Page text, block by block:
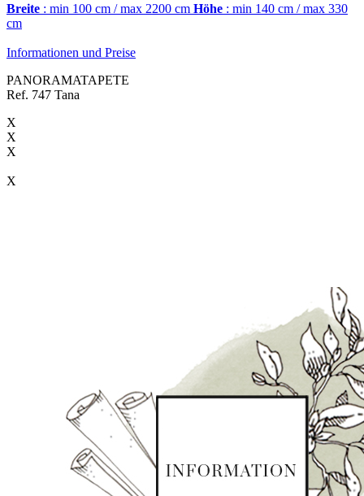
Breite : min 100 cm / max 2200 cm Höhe : min 140 cm / max 330
cm
Informationen und Preise
PANORAMATAPETE
Ref. 747 Tana
X
X
X
X